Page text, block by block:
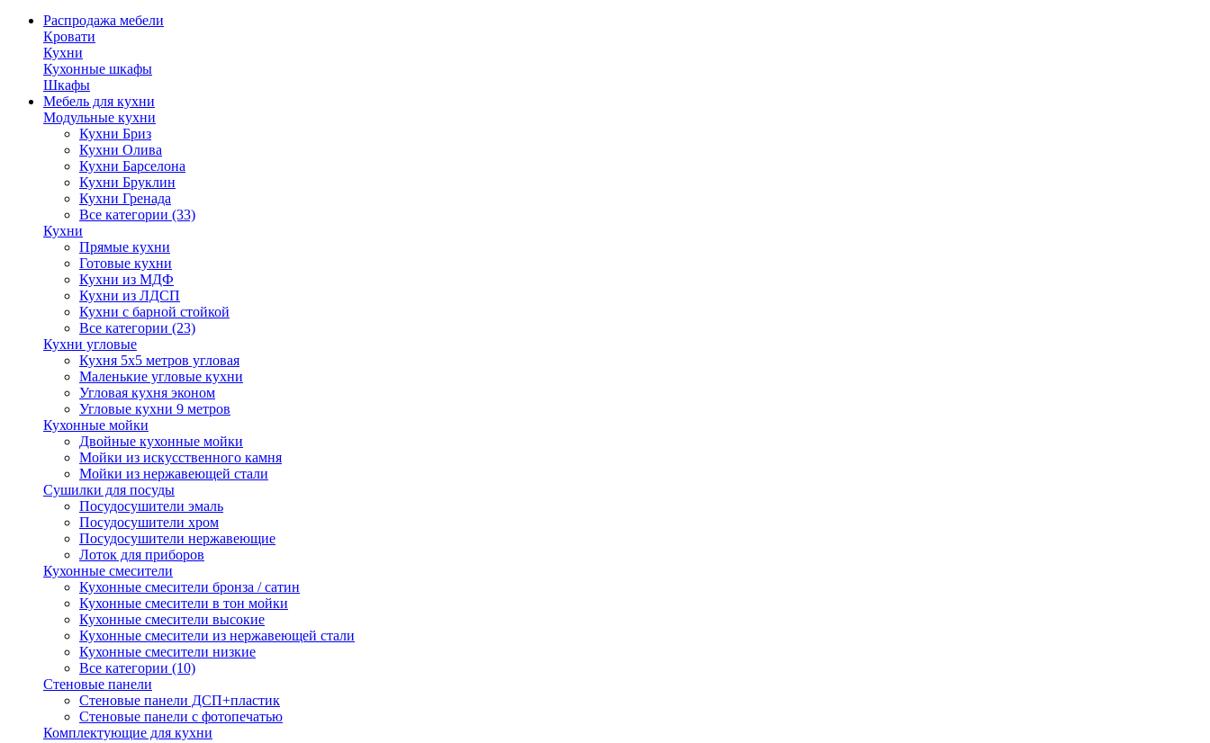
Распродажа мебели
Кровати
Кухни
Кухонные шкафы
Шкафы
Мебель для кухни
Модульные кухни
Кухни Бриз
Кухни Олива
Кухни Барселона
Кухни Бруклин
Кухни Гренада
Все категории (33)
Кухни
Прямые кухни
Готовые кухни
Кухни из МДФ
Кухни из ЛДСП
Кухни с барной стойкой
Все категории (23)
Кухни угловые
Кухня 5х5 метров угловая
Маленькие угловые кухни
Угловая кухня эконом
Угловые кухни 9 метров
Кухонные мойки
Двойные кухонные мойки
Мойки из искусственного камня
Мойки из нержавеющей стали
Сушилки для посуды
Посудосушители эмаль
Посудосушители хром
Посудосушители нержавеющие
Лоток для приборов
Кухонные смесители
Кухонные смесители бронза / сатин
Кухонные смесители в тон мойки
Кухонные смесители высокие
Кухонные смесители из нержавеющей стали
Кухонные смесители низкие
Все категории (10)
Стеновые панели
Стеновые панели ДСП+пластик
Стеновые панели с фотопечатью
Комплектующие для кухни